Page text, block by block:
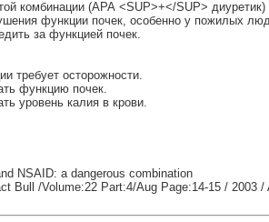
комбинации (АРА <SUP>+</SUP> диуретик)
функции почек, особенно у пожилых
за функцией почек.
требует осторожности.
функцию почек.
уровень калия в крови.
NSAID: a dangerous combination
Bull /Volume:22 Part:4/Aug Page:14-15 / 2003 /